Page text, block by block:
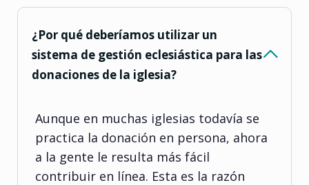
¿Por qué deberíamos utilizar un
sistema de gestión eclesiástica para las
donaciones de la iglesia?
Aunque en muchas iglesias todavía se
practica la donación en persona, ahora
a la gente le resulta más fácil
contribuir en línea. Esta es la razón